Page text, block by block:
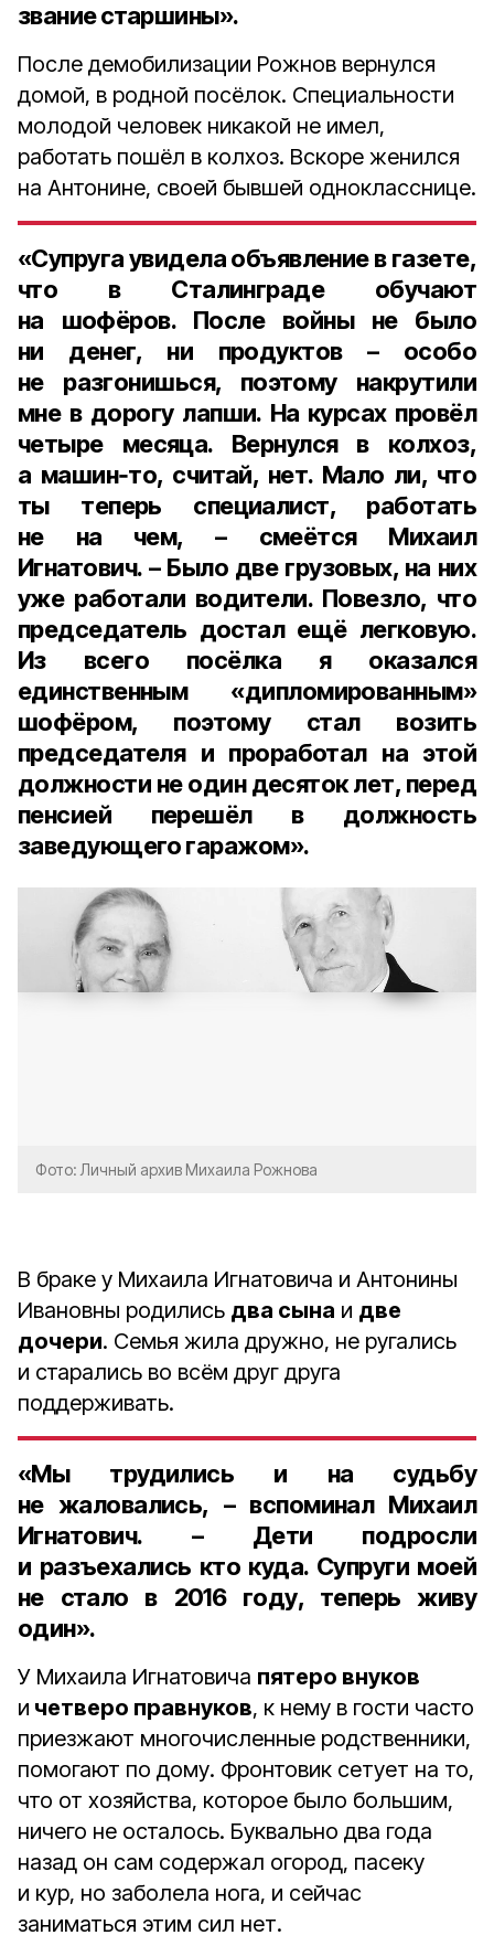
звание старшины».
После демобилизации Рожнов вернулся
домой, в родной посёлок. Специальности
молодой человек никакой не имел,
работать пошёл в колхоз. Вскоре женился
на Антонине, своей бывшей однокласснице.
«Супруга увидела объявление в газете,
что в Сталинграде обучают
на шофёров. После войны не было
ни денег, ни продуктов – особо
не разгонишься, поэтому накрутили
мне в дорогу лапши. На курсах провёл
четыре месяца. Вернулся в колхоз,
а машин‑то, считай, нет. Мало ли, что
ты теперь специалист, работать
не на чем, – смеётся Михаил
Игнатович. – Было две грузовых, на них
уже работали водители. Повезло, что
председатель достал ещё легковую.
Из всего посёлка я оказался
единственным «дипломированным»
шофёром, поэтому стал возить
председателя и проработал на этой
должности не один десяток лет, перед
пенсией перешёл в должность
заведующего гаражом».
Фото: Личный архив Михаила Рожнова
В браке у Михаила Игнатовича и Антонины
Ивановны родились два сына и две
дочери. Семья жила дружно, не ругались
и старались во всём друг друга
поддерживать.
«Мы трудились и на судьбу
не жаловались, – вспоминал Михаил
Игнатович. – Дети подросли
и разъехались кто куда. Супруги моей
не стало в 2016 году, теперь живу
один».
У Михаила Игнатовича пятеро внуков
и четверо правнуков, к нему в гости часто
приезжают многочисленные родственники,
помогают по дому. Фронтовик сетует на то,
что от хозяйства, которое было большим,
ничего не осталось. Буквально два года
назад он сам содержал огород, пасеку
и кур, но заболела нога, и сейчас
заниматься этим сил нет.